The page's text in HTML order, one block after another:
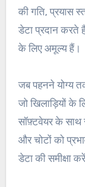
की गति, प्रयास
डेटा प्रदान करते
के लिए अमूल्य हैं।
जब पहनने योग्य
जो खिलाड़ियों के
सॉफ़्टवेयर के साथ
और चोटों को
डेटा की समीक्षा